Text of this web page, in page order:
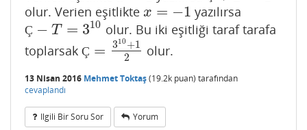
olur. Verien eşitlikte x = −1
x= −1 yazılırsa
Ç − T = 310
Ç −T=310
olur. Bu iki eşitliği taraf tarafa
toplarsak Ç = 310 +1
2
Ç =310+12 olur.
13 Nisan 2016 Mehmet Toktaş(19.2k puan) tarafından
cevaplandı
Ilgili Bir Soru Sor Yorum